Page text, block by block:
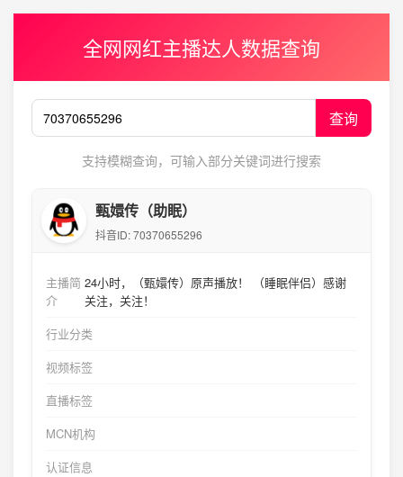
全网网红主播达人数据查询
查询
支持模糊查询，可输入部分关键词进行搜索
甄嬛传（助眠）
抖音ID:70370655296
主播简
介
24小时，（甄嬛传）原声播放！ （睡眠伴侣）感谢
关注，关注！
行业分类
视频标签
直播标签
MCN机构
认证信息